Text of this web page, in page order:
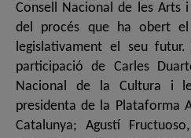
Consell Nacional de les Arts
del procés que ha obert el
legislativament el seu
participació de Carles
Nacional de la Cultura i
presidenta de la Plataforma
Catalunya; Agustí